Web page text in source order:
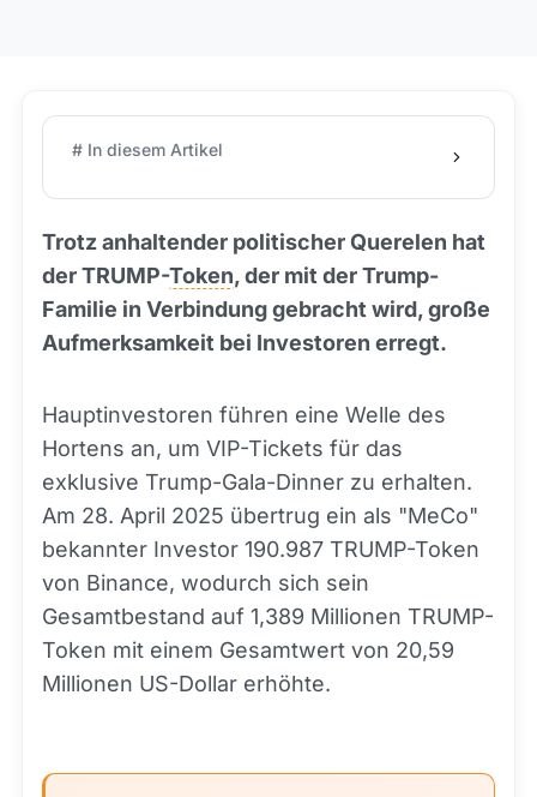
# In diesem Artikel
Trotz anhaltender politischer Querelen hat
der TRUMP-Token, der mit der Trump-
Familie in Verbindung gebracht wird, große
Aufmerksamkeit bei Investoren erregt.
Hauptinvestoren führen eine Welle des
Hortens an, um VIP-Tickets für das
exklusive Trump-Gala-Dinner zu erhalten.
Am 28. April 2025 übertrug ein als "MeCo"
bekannter Investor 190.987 TRUMP-Token
von Binance, wodurch sich sein
Gesamtbestand auf 1,389 Millionen TRUMP-
Token mit einem Gesamtwert von 20,59
Millionen US-Dollar erhöhte.